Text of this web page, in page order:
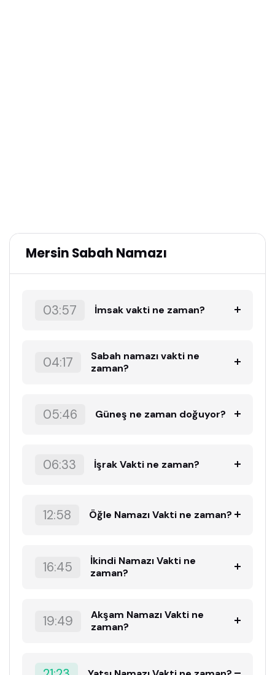
Mersin Sabah Namazı
03:57 İmsak vakti ne zaman?
04:17
Sabah namazı vakti ne
zaman?
05:46 Güneş ne zaman doğuyor?
06:33 İşrak Vakti ne zaman?
12:58 Öğle Namazı Vakti ne zaman?
16:45
İkindi Namazı Vakti ne
zaman?
19:49
Akşam Namazı Vakti ne
zaman?